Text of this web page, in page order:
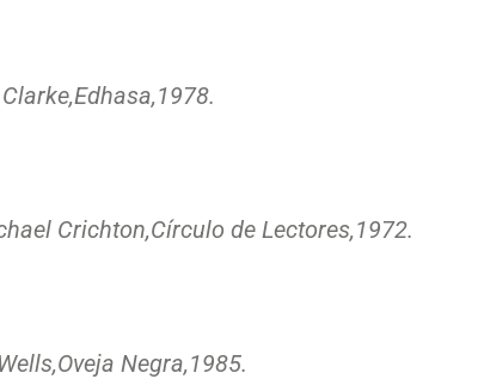
Edhasa,1978.
Crichton,Círculo de Lectores,1972.
Oveja Negra,1985.